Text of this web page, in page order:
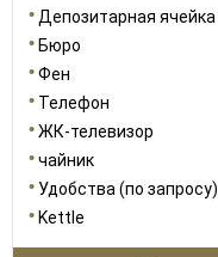
Депозитарная ячейка
Бюро
Фен
Телефон
ЖК-телевизор
чайник
Удобства (по запросу)
Kettle